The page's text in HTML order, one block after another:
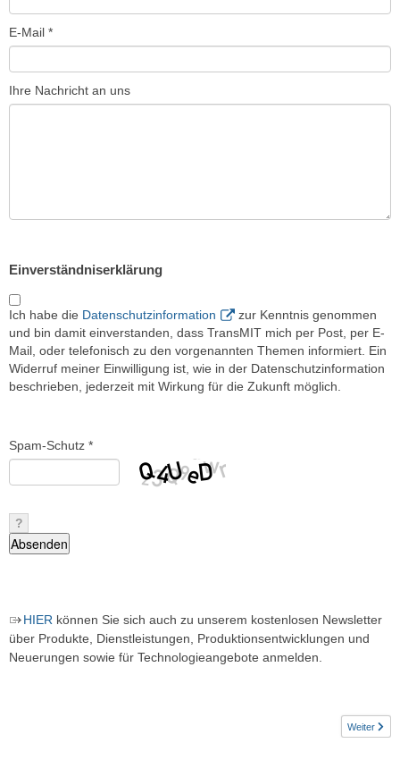
E-Mail *
Ihre Nachricht an uns
Einverständniserklärung
Ich habe die Datenschutzinformation
zur Kenntnis genommen
und bin damit einverstanden, dass TransMIT mich per Post, per E-
Mail, oder telefonisch zu den vorgenannten Themen informiert. Ein
Widerruf meiner Einwilligung ist, wie in der Datenschutzinformation
beschrieben, jederzeit mit Wirkung für die Zukunft möglich.
Spam-Schutz *
?
HIER können Sie sich auch zu unserem kostenlosen Newsletter
über Produkte, Dienstleistungen, Produktionsentwicklungen und
Neuerungen sowie für Technologieangebote anmelden.
Weiter